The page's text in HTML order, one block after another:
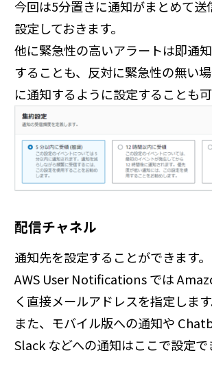
今回は5分置きに通知がまとめて送
設定しておきます。
他に緊急性の高いアラートは即通
することも、反対に緊急性の無い
に通知するように設定することも可
配信チャネル
通知先を設定することができます。
AWS User Notifications では
く直接メールアドレスを指定します
また、モバイル版への通知や
Slack などへの通知はここで設定で